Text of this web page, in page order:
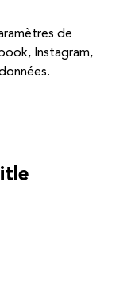
de
Instagram,